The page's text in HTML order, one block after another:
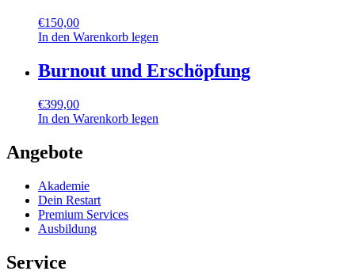
€150,00
In den Warenkorb legen
Burnout und Erschöpfung
€399,00
In den Warenkorb legen
Angebote
Akademie
Dein Restart
Premium Services
Ausbildung
Service